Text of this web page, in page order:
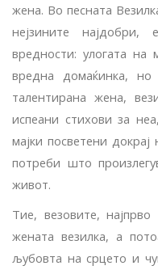
жена. Во песната
нејзините најдобри,
вредности: улогата на
вредна домаќинка, но
талентирана жена,
испеани стихови за
мајки посветени
потреби што
живот.
Тие, везовите,
жената везилка, а
љубовта на срцето и